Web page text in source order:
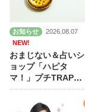
お知らせ
2026.08.07
NEW!
おまじない＆占いシ
ョップ「ハピタ
マ！」プチTRAPS
キーホルダー